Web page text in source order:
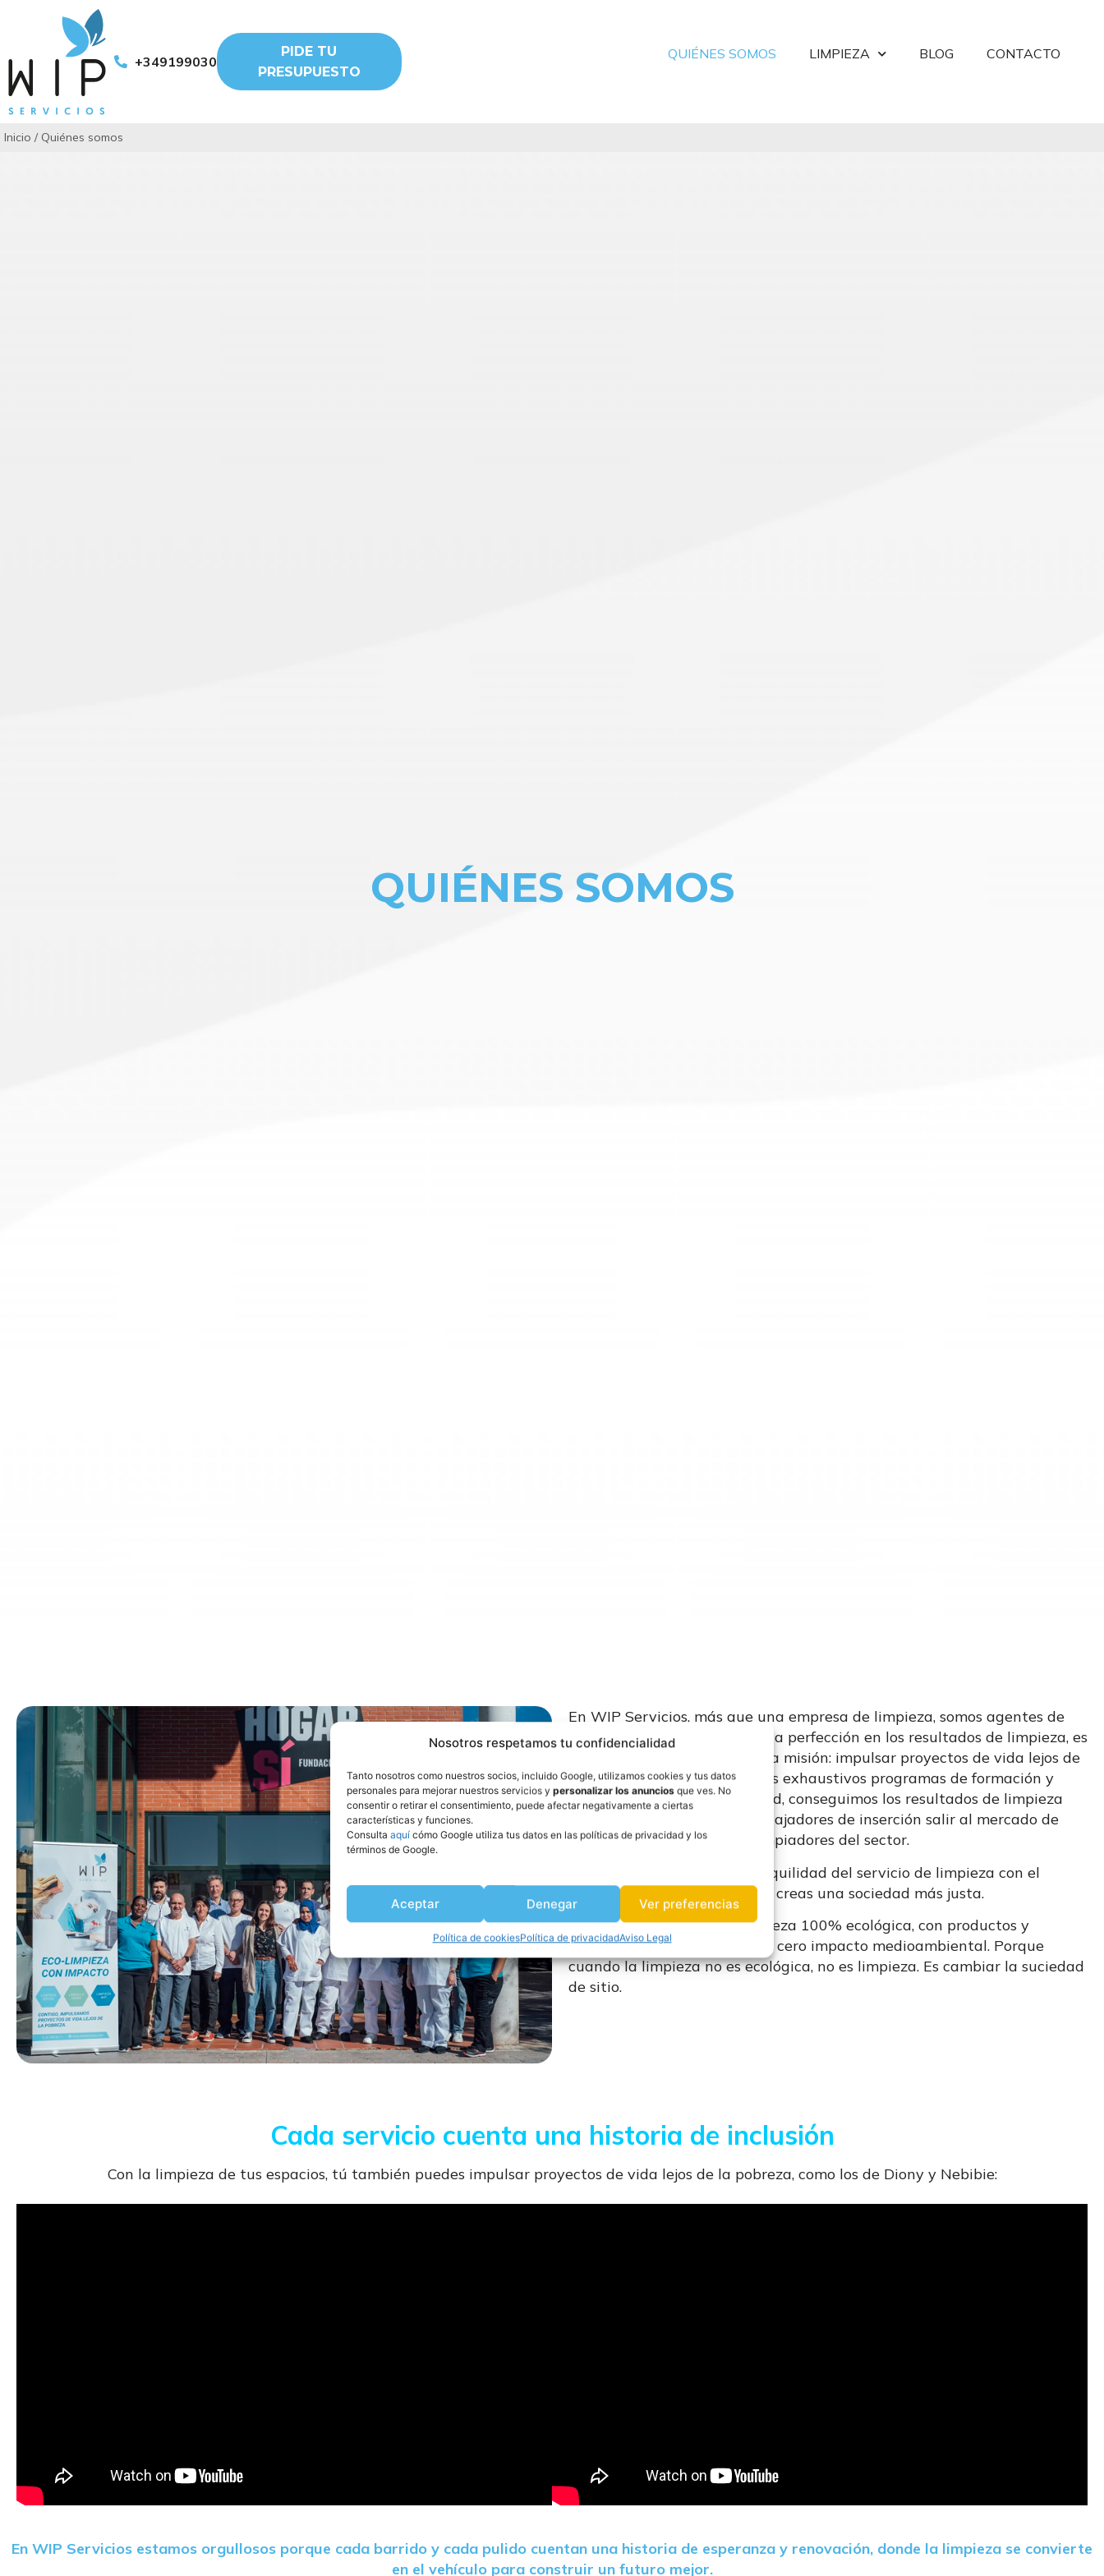
Nosotros respetamos tu confidencialidad
Tanto nosotros como nuestros socios, incluido Google, utilizamos cookies y tus datos
personales para mejorar nuestros servicios y personalizar los anuncios que ves. No
consentir o retirar el consentimiento, puede afectar negativamente a ciertas
características y funciones.
Consulta aquí cómo Google utiliza tus datos en las políticas de privacidad y los
términos de Google.
Aceptar Denegar Ver preferencias
Política de cookiesPolítica de privacidadAviso Legal
+34919903011
PIDE TU
PRESUPUESTO
QUIÉNES SOMOS LIMPIEZA BLOG CONTACTO
Inicio / Quiénes somos
QUIÉNES SOMOS
En WIP Servicios, más que una empresa de limpieza, somos agentes de
cambio social. Para nosotros la perfección en los resultados de limpieza, es
el medio para cumplir nuestra misión: impulsar proyectos de vida lejos de
la pobreza. Gracias a nuestros exhaustivos programas de formación y
exigentes controles de calidad, conseguimos los resultados de limpieza
que permiten a nuestros trabajadores de inserción salir al mercado de
trabajo siendo los mejores limpiadores del sector.
Mientras disfrutas de la tranquilidad del servicio de limpieza con el
máximo standard de calidad, creas una sociedad más justa.
Además, ofrecemos una limpieza 100% ecológica, con productos y
metodologías sostenibles con cero impacto medioambiental. Porque
cuando la limpieza no es ecológica, no es limpieza. Es cambiar la suciedad
de sitio.
Cada servicio cuenta una historia de inclusión
Con la limpieza de tus espacios, tú también puedes impulsar proyectos de vida lejos de la pobreza, como los de Diony y Nebibie:
En WIP Servicios estamos orgullosos porque cada barrido y cada pulido cuentan una historia de esperanza y renovación, donde la limpieza se convierte
en el vehículo para construir un futuro mejor.